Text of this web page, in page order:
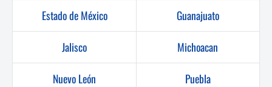
Estado de México
Guanajuato
Jalisco
Michoacan
Nuevo León
Puebla